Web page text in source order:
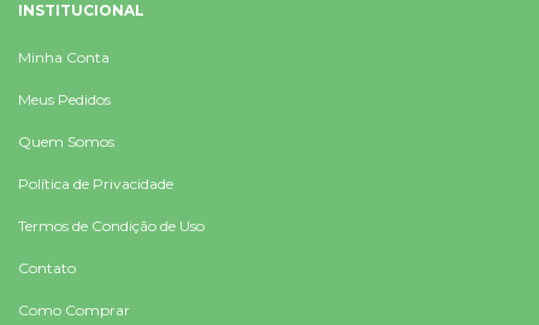
INSTITUCIONAL
Minha Conta
Meus Pedidos
Quem Somos
Política de Privacidade
Termos de Condição de Uso
Contato
Como Comprar